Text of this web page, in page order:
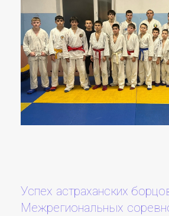
Успех астраханских
Межрегиональных